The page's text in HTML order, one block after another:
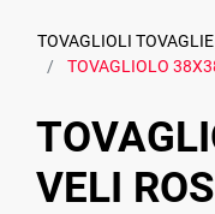
TOVAGLIOLI
TOVAGLIOLO
VELI